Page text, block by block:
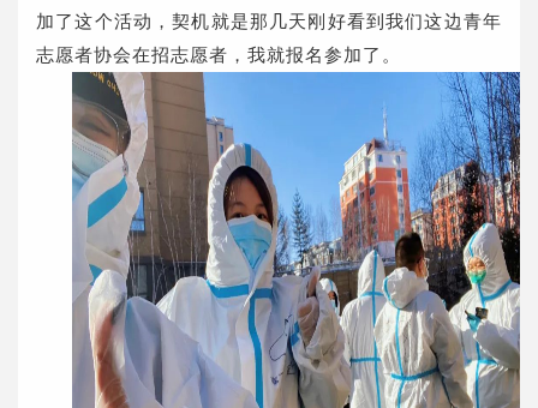
加了这个活动，契机就是那几天刚好看到我们这边青年
志愿者协会在招志愿者，我就报名参加了。